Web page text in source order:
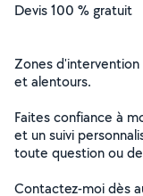
Devis 100 % gratuit
Zones d'intervention
et alentours.
Faites confiance à
et un suivi
toute question ou
Contactez-moi dès